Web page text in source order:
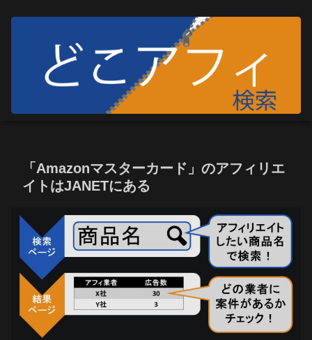
「Amazonマスターカード」のアフィリエ
イトはJANETにある